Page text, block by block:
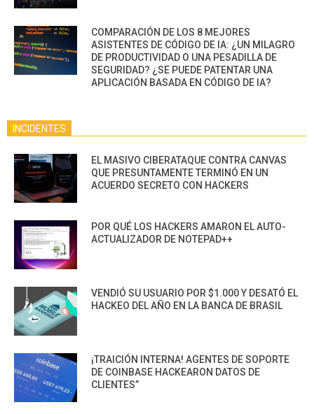
COMPARACIÓN DE LOS 8 MEJORES
ASISTENTES DE CÓDIGO DE IA: ¿UN MILAGRO
DE PRODUCTIVIDAD O UNA PESADILLA DE
SEGURIDAD? ¿SE PUEDE PATENTAR UNA
APLICACIÓN BASADA EN CÓDIGO DE IA?
INCIDENTES
EL MASIVO CIBERATAQUE CONTRA CANVAS
QUE PRESUNTAMENTE TERMINÓ EN UN
ACUERDO SECRETO CON HACKERS
POR QUÉ LOS HACKERS AMARON EL AUTO-
ACTUALIZADOR DE NOTEPAD++
VENDIÓ SU USUARIO POR $1.000 Y DESATÓ EL
HACKEO DEL AÑO EN LA BANCA DE BRASIL
¡TRAICIÓN INTERNA! AGENTES DE SOPORTE
DE COINBASE HACKEARON DATOS DE
CLIENTES”